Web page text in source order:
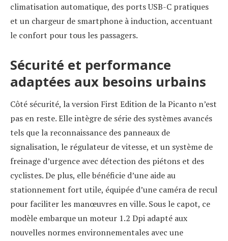
climatisation automatique, des ports USB-C pratiques
et un chargeur de smartphone à induction, accentuant
le confort pour tous les passagers.
Sécurité et performance
adaptées aux besoins urbains
Côté sécurité, la version First Edition de la Picanto n’est
pas en reste. Elle intègre de série des systèmes avancés
tels que la reconnaissance des panneaux de
signalisation, le régulateur de vitesse, et un système de
freinage d’urgence avec détection des piétons et des
cyclistes. De plus, elle bénéficie d’une aide au
stationnement fort utile, équipée d’une caméra de recul
pour faciliter les manœuvres en ville. Sous le capot, ce
modèle embarque un moteur 1.2 Dpi adapté aux
nouvelles normes environnementales avec une